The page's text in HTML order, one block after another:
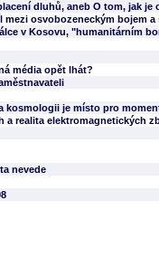
dluhů, aneb O tom, jak je
mezi osvobozeneckým bojem
v Kosovu, "humanitárním
média opět lhát?
kosmologii je místo pro
a realita elektromagnetických
nevede